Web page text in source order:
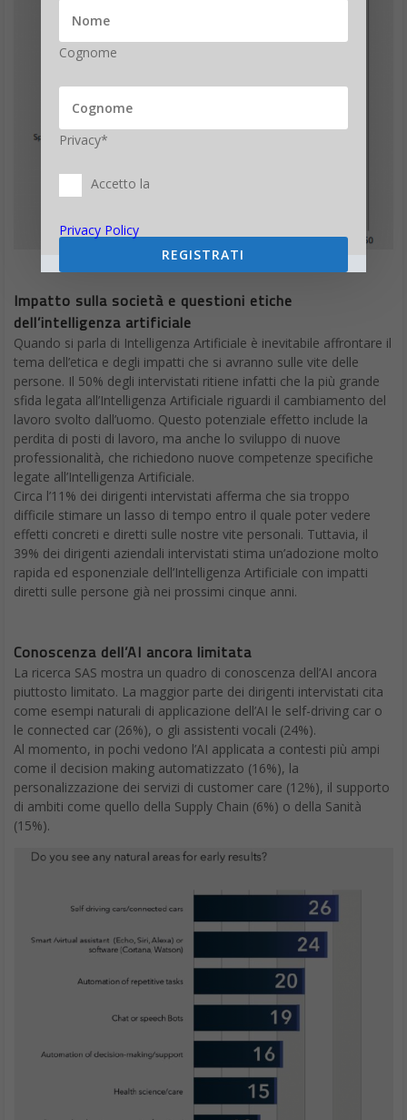
Impatto sulla società e questioni etiche
dell’intelligenza artificiale
Quando si parla di Intelligenza Artificiale è inevitabile affrontare il
tema dell’etica e degli impatti che si avranno sulle vite delle
persone. Il 50% degli intervistati ritiene infatti che la più grande
sfida legata all’Intelligenza Artificiale riguardi il cambiamento del
lavoro svolto dall’uomo. Questo potenziale effetto include la
perdita di posti di lavoro, ma anche lo sviluppo di nuove
professionalità, che richiedono nuove competenze specifiche
legate all’Intelligenza Artificiale.
Circa l’11% dei dirigenti intervistati afferma che sia troppo
difficile stimare un lasso di tempo entro il quale poter vedere
effetti concreti e diretti sulle nostre vite personali. Tuttavia, il
39% dei dirigenti aziendali intervistati stima un’adozione molto
rapida ed esponenziale dell’Intelligenza Artificiale con impatti
diretti sulle persone già nei prossimi cinque anni.
Conoscenza dell’AI ancora limitata
La ricerca SAS mostra un quadro di conoscenza dell’AI ancora
piuttosto limitato. La maggior parte dei dirigenti intervistati cita
come esempi naturali di applicazione dell’AI le self-driving car o
le connected car (26%), o gli assistenti vocali (24%).
Al momento, in pochi vedono l’AI applicata a contesti più ampi
come il decision making automatizzato (16%), la
personalizzazione dei servizi di customer care (12%), il supporto
di ambiti come quello della Supply Chain (6%) o della Sanità
(15%).
Cognome
Privacy*
Accetto la
Privacy Policy
REGISTRATI